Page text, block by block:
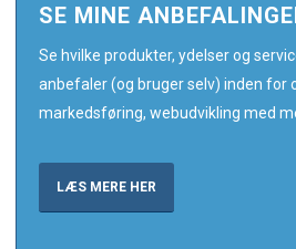
SE MINE
Se hvilke produkter, ydelser og
anbefaler (og bruger selv) inden for
markedsføring, webudvikling med
LÆS MERE HER